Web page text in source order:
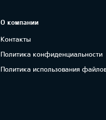
О компании
Контакты
Политика конфиденциальности
Политика использования